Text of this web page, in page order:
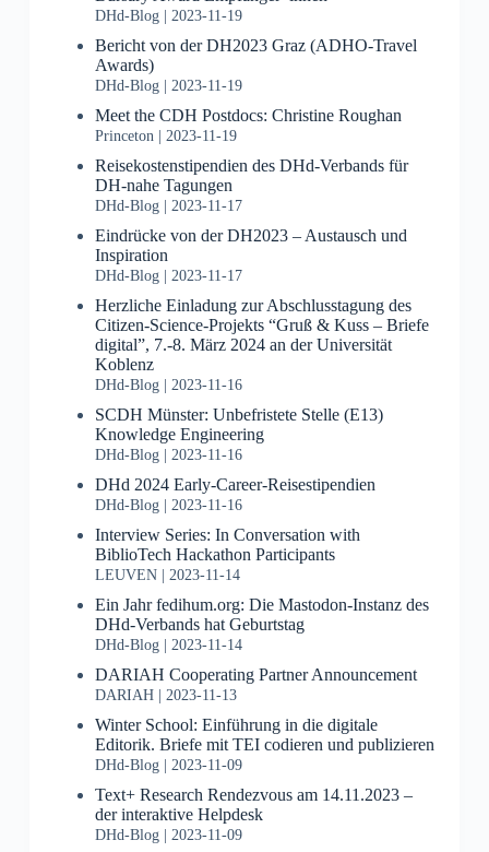
DHd-Blog 2023-11-19
Bericht von der DH2023 Graz (ADHO-Travel
Awards)
DHd-Blog 2023-11-19
Meet the CDH Postdocs: Christine Roughan
Princeton 2023-11-19
Reisekostenstipendien des DHd-Verbands für
DH-nahe Tagungen
DHd-Blog 2023-11-17
Eindrücke von der DH2023 – Austausch und
Inspiration
DHd-Blog 2023-11-17
Herzliche Einladung zur Abschlusstagung des
Citizen-Science-Projekts “Gruß & Kuss – Briefe
digital”, 7.-8. März 2024 an der Universität
Koblenz
DHd-Blog 2023-11-16
SCDH Münster: Unbefristete Stelle (E13)
Knowledge Engineering
DHd-Blog 2023-11-16
DHd 2024 Early-Career-Reisestipendien
DHd-Blog 2023-11-16
Interview Series: In Conversation with
BiblioTech Hackathon Participants
LEUVEN 2023-11-14
Ein Jahr fedihum.org: Die Mastodon-Instanz des
DHd-Verbands hat Geburtstag
DHd-Blog 2023-11-14
DARIAH Cooperating Partner Announcement
DARIAH 2023-11-13
Winter School: Einführung in die digitale
Editorik. Briefe mit TEI codieren und publizieren
DHd-Blog 2023-11-09
Text+ Research Rendezvous am 14.11.2023 –
der interaktive Helpdesk
DHd-Blog 2023-11-09